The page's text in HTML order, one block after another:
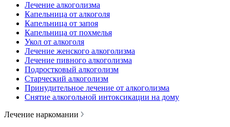
Лечение алкоголизма
Капельница от алкоголя
Капельница от запоя
Капельница от похмелья
Укол от алкоголя
Лечение женского алкоголизма
Лечение пивного алкоголизма
Подростковый алкоголизм
Старческий алкоголизм
Принудительное лечение от алкоголизма
Снятие алкогольной интоксикации на дому
Лечение наркомании